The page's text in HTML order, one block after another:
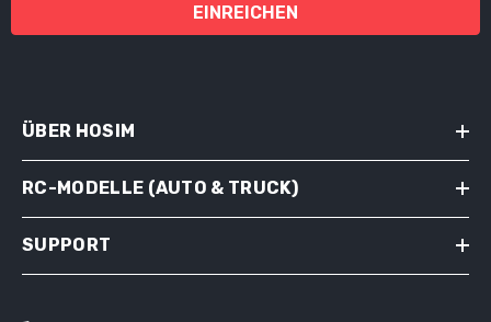
EINREICHEN
ÜBER HOSIM
RC-MODELLE (AUTO & TRUCK)
SUPPORT